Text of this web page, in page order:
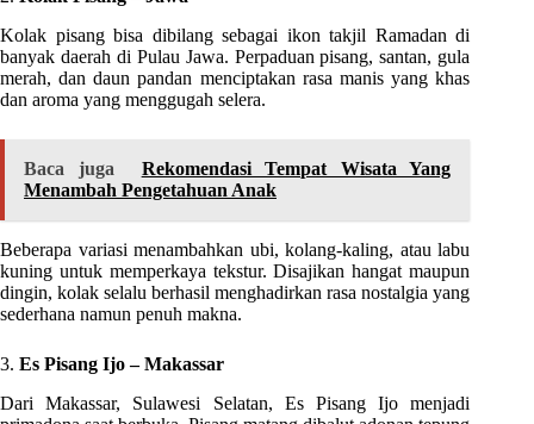
Kolak pisang bisa dibilang sebagai ikon takjil Ramadan di
banyak daerah di Pulau Jawa. Perpaduan pisang, santan, gula
merah, dan daun pandan menciptakan rasa manis yang khas
dan aroma yang menggugah selera.
Baca juga
Rekomendasi Tempat Wisata Yang
Menambah Pengetahuan Anak
Beberapa variasi menambahkan ubi, kolang-kaling, atau labu
kuning untuk memperkaya tekstur. Disajikan hangat maupun
dingin, kolak selalu berhasil menghadirkan rasa nostalgia yang
sederhana namun penuh makna.
3. Es Pisang Ijo – Makassar
Dari Makassar, Sulawesi Selatan, Es Pisang Ijo menjadi